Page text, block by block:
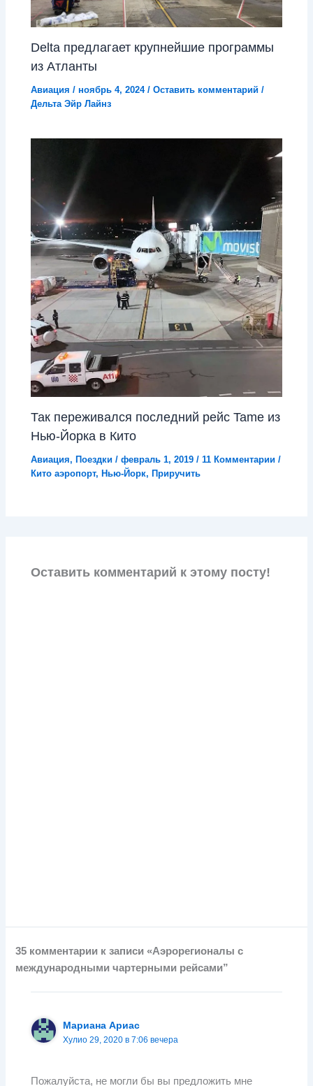
Delta предлагает крупнейшие программы
из Атланты
Авиация /ноябрь 4, 2024/Оставить комментарий /
Дельта Эйр Лайнз
Так переживался последний рейс Tame из
Нью-Йорка в Кито
Авиация,Поездки /февраль 1, 2019/11 Комментарии /
Кито аэропорт,Нью-Йорк,Приручить
Оставить комментарий к этому посту!
35 комментарии к записи «Аэрорегионалы с
международными чартерными рейсами”
Мариана Ариас
Хулио 29, 2020 в 7:06 вечера
Пожалуйста, не могли бы вы предложить мне